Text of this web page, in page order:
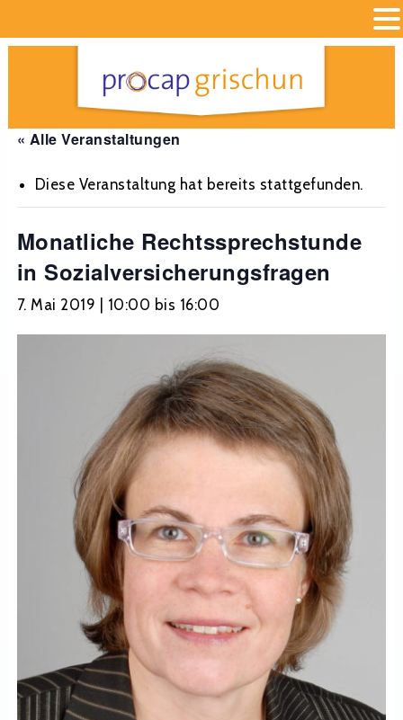
« Alle Veranstaltungen
Diese Veranstaltung hat bereits stattgefunden.
Monatliche Rechtssprechstunde
in Sozialversicherungsfragen
7. Mai 2019 | 10:00 bis 16:00